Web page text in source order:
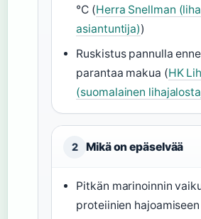
°C (Herra Snellman
asiantuntija))
Ruskistus pannulla
parantaa makua (HK
(suomalainen
2 Mikä on epäselvää
Pitkän marinoinnin
proteiinien